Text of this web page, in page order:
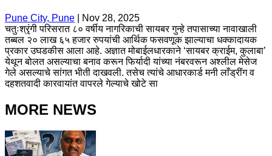
Pune City, Pune
Nov 28, 2025
चतुःश्रृंगी परिसरात ८० वर्षीय नागरिकाची सायबर गुन्हे तपासाच्या नावाखाली
तब्बल २० लाख ६५ हजार रुपयांची आर्थिक फसवणूक झाल्याचा धक्कादायक
प्रकार उघडकीस आला आहे. अज्ञात मोबाईलधारकाने ‘सायबर क्राईम, कुलाबा’
येथून बोलत असल्याचा बनाव करून फिर्यादी यांच्या नंबरवरून अश्लील मेसेज
गेले असल्याचे सांगत भीती दाखवली. तसेच त्यांचे आधारकार्ड मनी लाँड्रींग व
दहशतवादी कारवायांत वापरले गेल्याचे खोटे सा
MORE NEWS